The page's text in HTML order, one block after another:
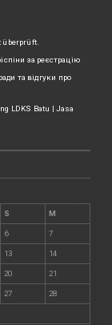
überprüft.
за реєстрацію
та відгуки про
LDKS Batu | Jasa
S M
6 7
13 14
20 21
27 28